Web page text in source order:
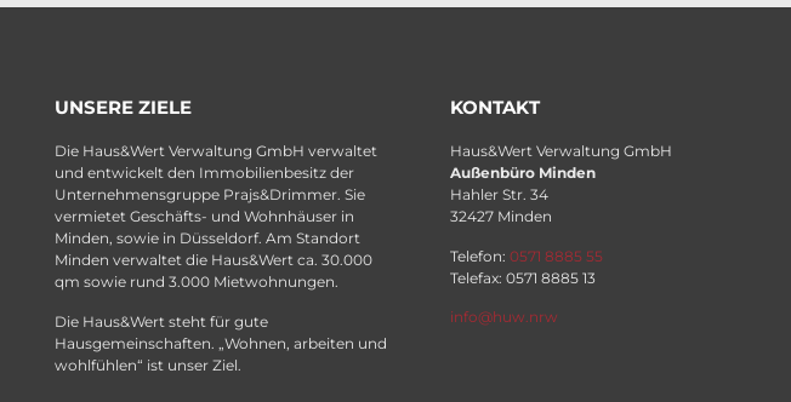
UNSERE ZIELE
Die Haus&Wert Verwaltung GmbH verwaltet
und entwickelt den Immobilienbesitz der
Unternehmensgruppe Prajs&Drimmer. Sie
vermietet Geschäfts- und Wohnhäuser in
Minden, sowie in Düsseldorf. Am Standort
Minden verwaltet die Haus&Wert ca. 30.000
qm sowie rund 3.000 Mietwohnungen.
Die Haus&Wert steht für gute
Hausgemeinschaften. „Wohnen, arbeiten und
wohlfühlen“ ist unser Ziel.
KONTAKT
Haus&Wert Verwaltung GmbH
Außenbüro Minden
Hahler Str. 34
32427 Minden
Telefon: 0571 8885 55
Telefax: 0571 8885 13
info@huw.nrw